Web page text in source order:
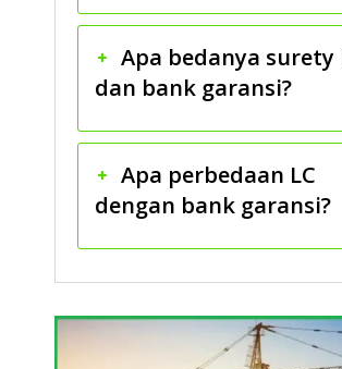
Apa bedanya surety
dan bank garansi?
Apa perbedaan LC
dengan bank garansi?